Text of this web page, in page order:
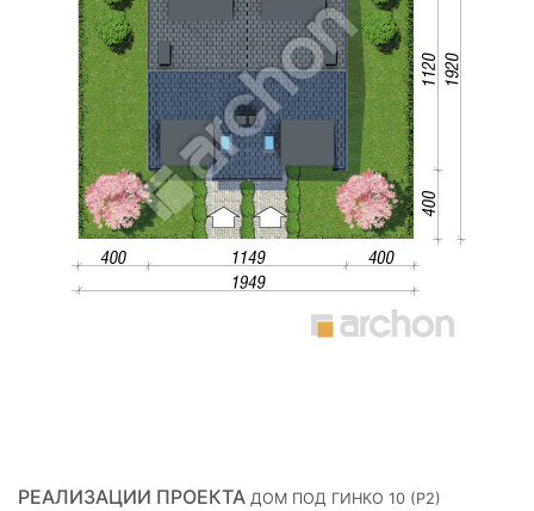
РЕАЛИЗАЦИИ ПРОЕКТА ДОМ ПОД ГИНКО 10 (Р2)